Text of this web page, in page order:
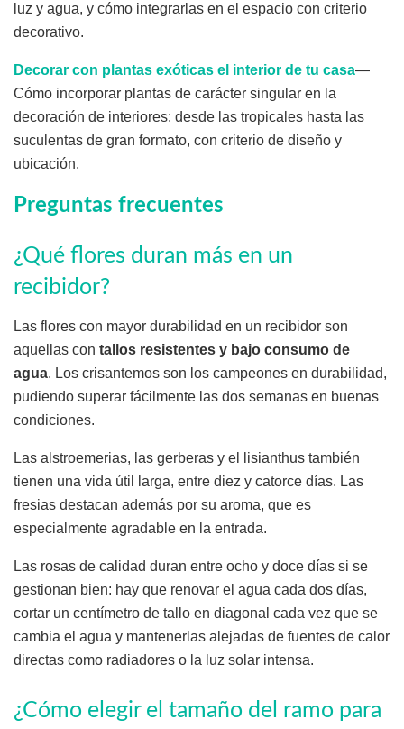
luz y agua, y cómo integrarlas en el espacio con criterio
decorativo.
Decorar con plantas exóticas el interior de tu casa—
Cómo incorporar plantas de carácter singular en la
decoración de interiores: desde las tropicales hasta las
suculentas de gran formato, con criterio de diseño y
ubicación.
Preguntas frecuentes
¿Qué flores duran más en un
recibidor?
Las flores con mayor durabilidad en un recibidor son
aquellas con tallos resistentes y bajo consumo de
agua. Los crisantemos son los campeones en durabilidad,
pudiendo superar fácilmente las dos semanas en buenas
condiciones.
Las alstroemerias, las gerberas y el lisianthus también
tienen una vida útil larga, entre diez y catorce días. Las
fresias destacan además por su aroma, que es
especialmente agradable en la entrada.
Las rosas de calidad duran entre ocho y doce días si se
gestionan bien: hay que renovar el agua cada dos días,
cortar un centímetro de tallo en diagonal cada vez que se
cambia el agua y mantenerlas alejadas de fuentes de calor
directas como radiadores o la luz solar intensa.
¿Cómo elegir el tamaño del ramo para